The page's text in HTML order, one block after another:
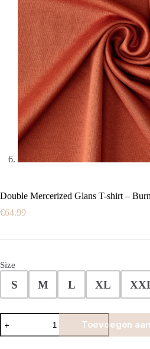
Double Mercerized Glans T-shirt –
€64.99
Size
S M L XL
Double
Mercerized
Glans
Toevoegen